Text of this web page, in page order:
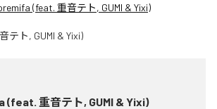
(feat. 重音テト, GUMI & Yixi)
(feat. 重音テト, GUMI & Yixi)